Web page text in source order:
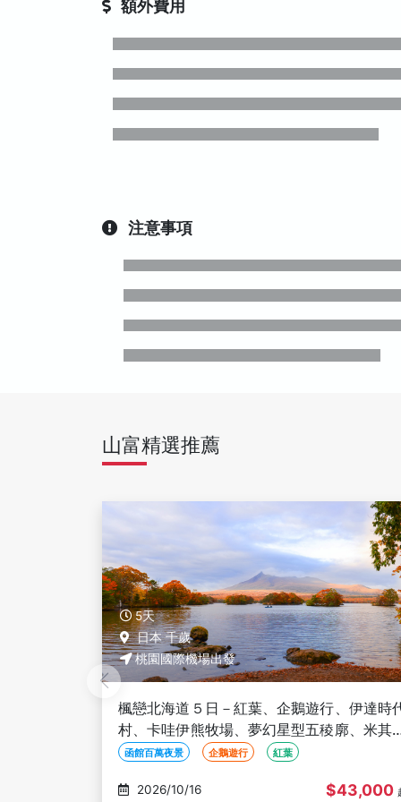
額外費用
注意事項
山富精選推薦
5天
日本 千歲
桃園國際機場出發
楓戀北海道５日－紅葉、企鵝遊行、伊達時
村、卡哇伊熊牧場、夢幻星型五稜廓、米其
星空夜景、人氣NO1小丑漢堡、洞爺花火
函館百萬夜景 企鵝遊行 紅葉
2026/10/17 $43,000